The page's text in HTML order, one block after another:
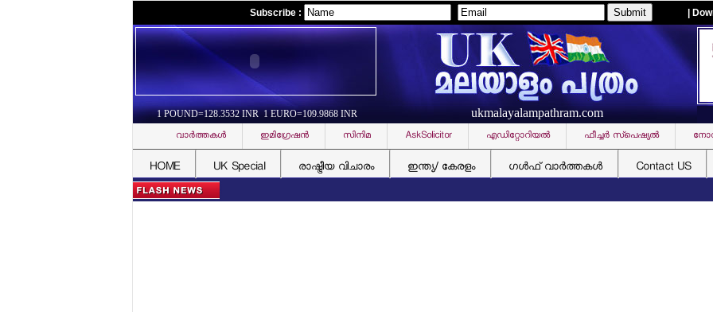
Subscribe : |
1 POUND=128.3532 INR 1 EURO=109.9868 INR ukmalayalampathram.com
വാര്‍ത്തകള്‍ ഇമിഗ്രേഷന്‍ സിനിമ AskSolicitor എഡിറ്റോറിയല്‍ ഫീച്ചര്‍ സ്‌പെഷ്യല്‍
HOME UK Special രാഷ്ട്രീയ വിചാരം ഇന്ത്യ/ കേരളം ഗള്‍ഫ് വാര്‍ത്തകള്‍ Contact US